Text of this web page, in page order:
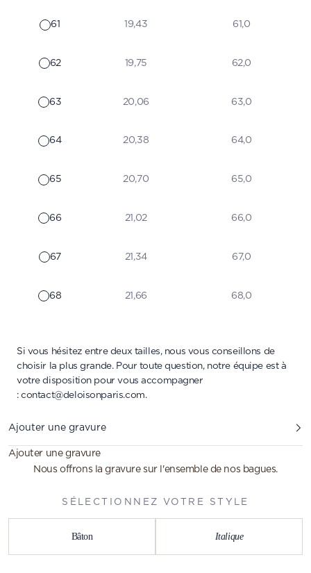
61 19,43 61,0
62 19,75 62,0
63 20,06 63,0
64 20,38 64,0
65 20,70 65,0
66 21,02 66,0
67 21,34 67,0
68 21,66 68,0
Si vous hésitez entre deux tailles, nous vous conseillons de
choisir la plus grande. Pour toute question, notre équipe est à
votre disposition pour vous accompagner
:contact@deloisonparis.com.
Ajouter une gravure
Ajouter une gravure
Nous offrons la gravure sur l'ensemble de nos bagues.
SÉLECTIONNEZ VOTRE STYLE
Bâton Italique